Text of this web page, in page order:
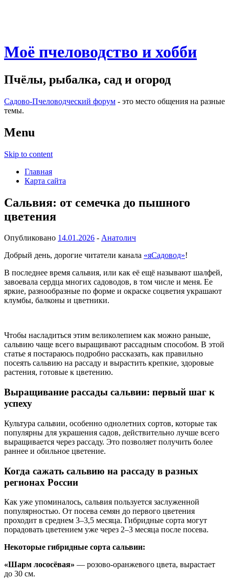
Моё пчеловодство и хобби
Пчёлы, рыбалка, сад и огород
Садово-Пчеловодческий форум - это место общения на разные
темы.
Menu
Skip to content
Главная
Карта сайта
Сальвия: от семечка до пышного
цветения
Опубликовано 14.01.2026 - Анатолич
Добрый день, дорогие читатели канала «яСадовод»!
В последнее время сальвия, или как её ещё называют шалфей,
завоевала сердца многих садоводов, в том числе и меня. Ее
яркие, разнообразные по форме и окраске соцветия украшают
клумбы, балконы и цветники.
Чтобы насладиться этим великолепием как можно раньше,
сальвию чаще всего выращивают рассадным способом. В этой
статье я постараюсь подробно рассказать, как правильно
посеять сальвию на рассаду и вырастить крепкие, здоровые
растения, готовые к цветению.
Выращивание рассады сальвии: первый шаг к
успеху
Культура сальвии, особенно однолетних сортов, которые так
популярны для украшения садов, действительно лучше всего
выращивается через рассаду. Это позволяет получить более
раннее и обильное цветение.
Когда сажать сальвию на рассаду в разных
регионах России
Как уже упоминалось, сальвия пользуется заслуженной
популярностью. От посева семян до первого цветения
проходит в среднем 3–3,5 месяца. Гибридные сорта могут
порадовать цветением уже через 2–3 месяца после посева.
Некоторые гибридные сорта сальвии:
«Шарм лососёвая» — розово-оранжевого цвета, вырастает
до 30 см.